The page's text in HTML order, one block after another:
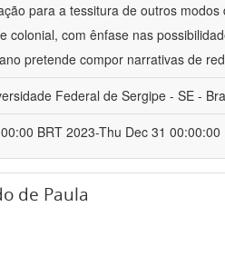
para a tessitura de outros
colonial, com ênfase nas
pretende compor narrativas de
Federal de Sergipe - SE -
BRT 2023-Thu Dec 31 00:00:00
de Paula